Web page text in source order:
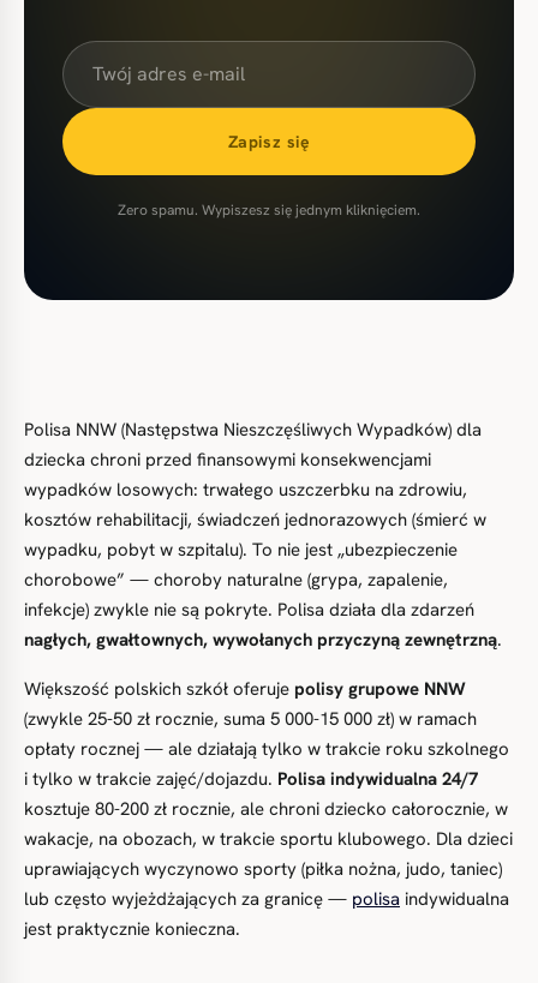
Zapisz się
Zero spamu. Wypiszesz się jednym kliknięciem.
Polisa NNW (Następstwa Nieszczęśliwych Wypadków) dla
dziecka chroni przed finansowymi konsekwencjami
wypadków losowych: trwałego uszczerbku na zdrowiu,
kosztów rehabilitacji, świadczeń jednorazowych (śmierć w
wypadku, pobyt w szpitalu). To nie jest „ubezpieczenie
chorobowe” — choroby naturalne (grypa, zapalenie,
infekcje) zwykle nie są pokryte. Polisa działa dla zdarzeń
nagłych, gwałtownych, wywołanych przyczyną zewnętrzną.
Większość polskich szkół oferuje polisy grupowe NNW
(zwykle 25-50 zł rocznie, suma 5 000-15 000 zł) w ramach
opłaty rocznej — ale działają tylko w trakcie roku szkolnego
i tylko w trakcie zajęć/dojazdu. Polisa indywidualna 24/7
kosztuje 80-200 zł rocznie, ale chroni dziecko całorocznie, w
wakacje, na obozach, w trakcie sportu klubowego. Dla dzieci
uprawiających wyczynowo sporty (piłka nożna, judo, taniec)
lub często wyjeżdżających za granicę — polisa indywidualna
jest praktycznie konieczna.